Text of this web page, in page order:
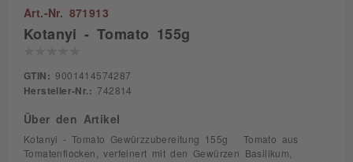
Art.-Nr. 871913
Kotanyi - Tomato 155g
GTIN: 9001414574287
Hersteller-Nr.: 742814
Über den Artikel
Kotanyi - Tomato Gewürzzubereitung 155g Tomato aus
Tomatenflocken, verfeinert mit den Gewürzen Basilikum,